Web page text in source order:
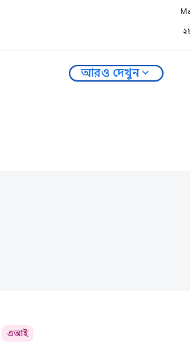
আরও দেখুনexpand_more
এআই